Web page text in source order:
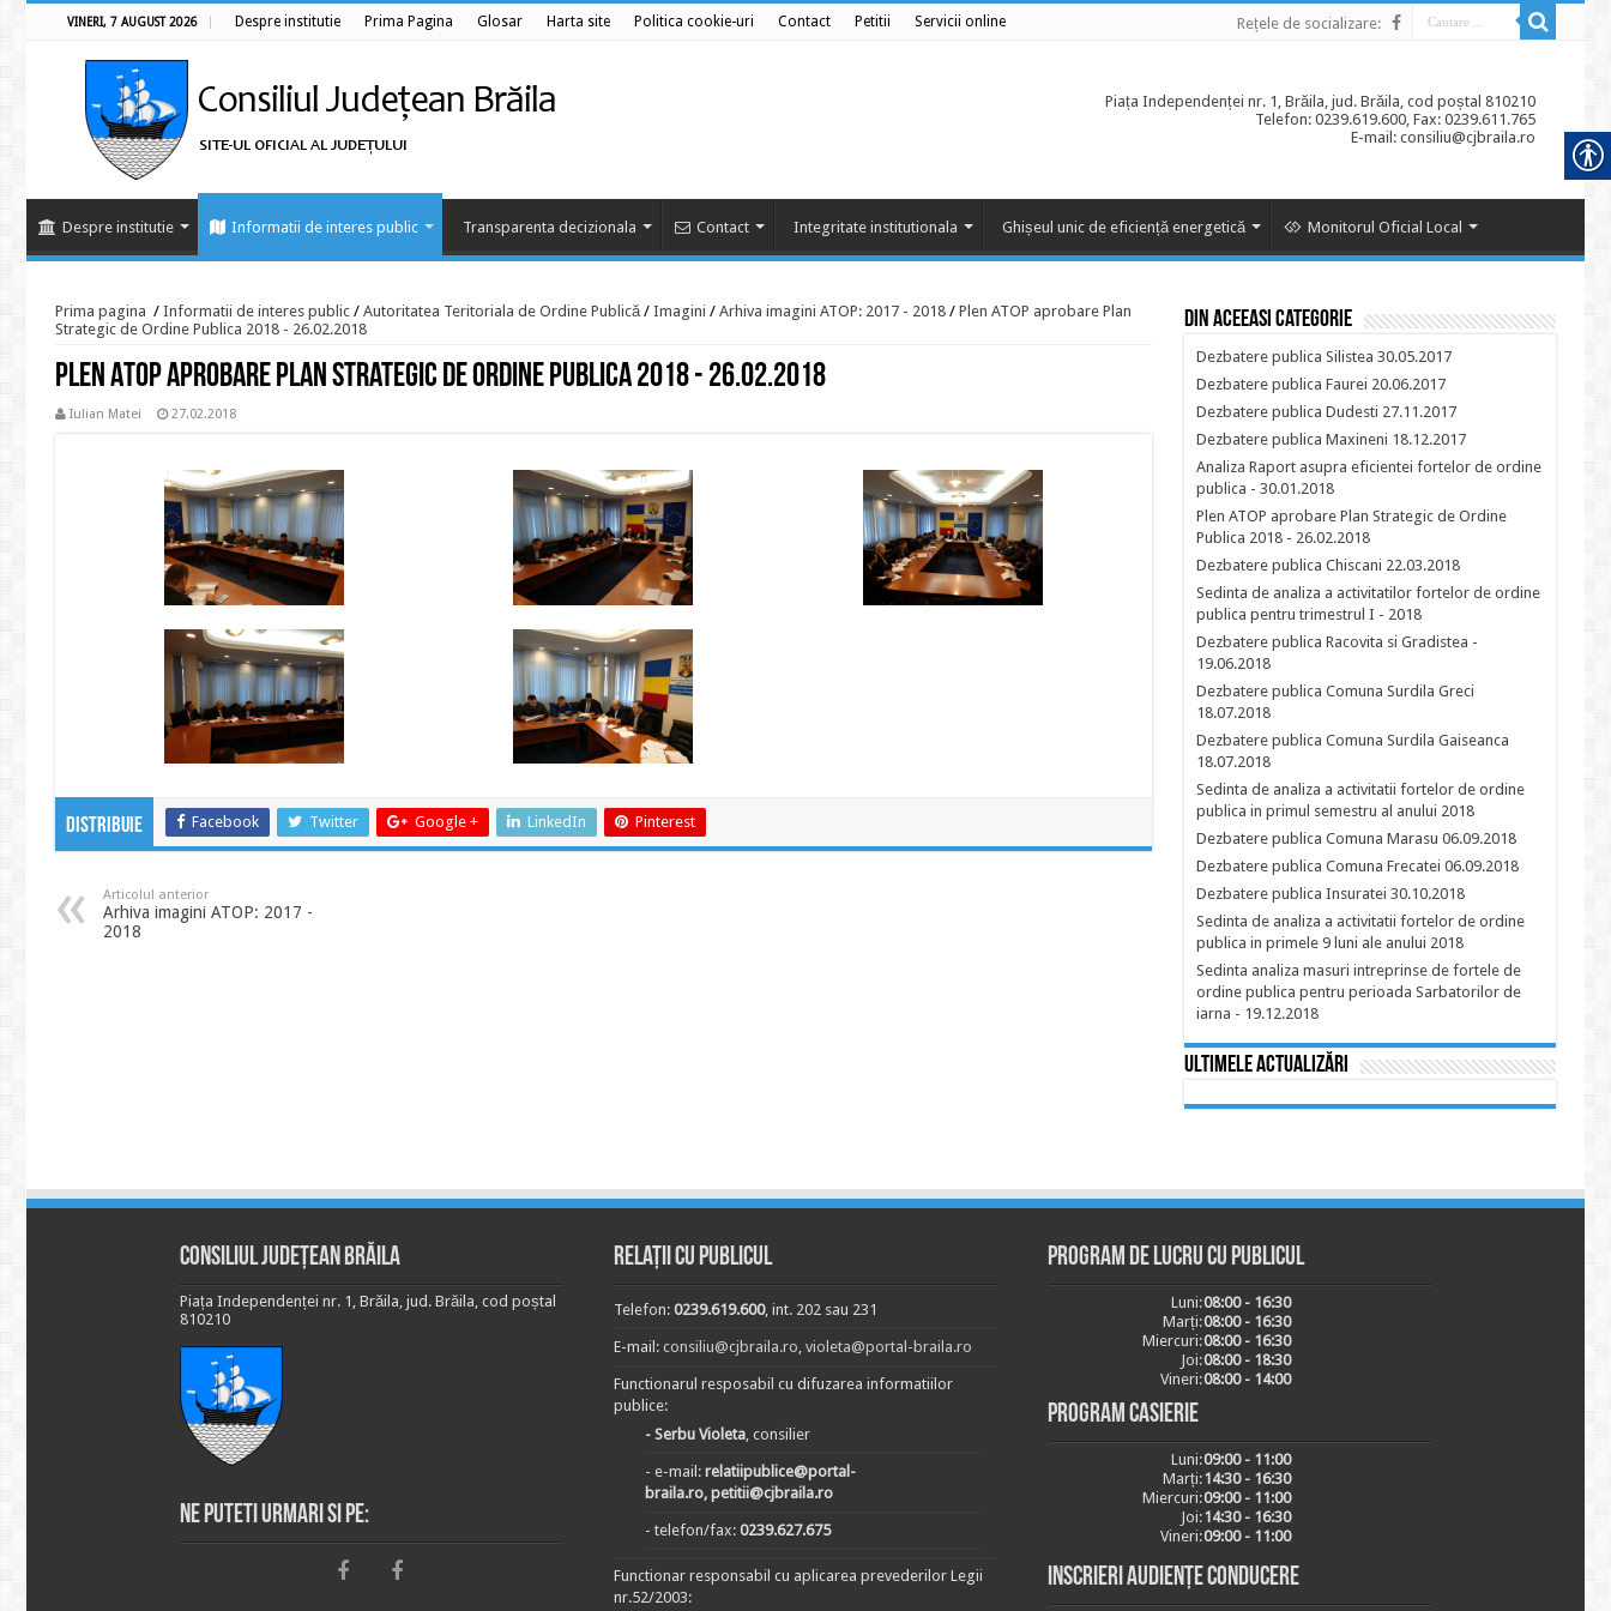
VINERI, 7 AUGUST 2026 Despre institutie Prima Pagina Glosar Harta site Politica cookie-uri Contact Petitii Servicii online Rețele de socializare:
Piața Independenței nr. 1, Brăila, jud. Brăila, cod poștal 810210
Telefon: 0239.619.600, Fax: 0239.611.765
E-mail: consiliu@cjbraila.ro
Despre institutie Informatii de interes public Transparenta decizionala Contact Integritate institutionala Ghișeul unic de eficiență energetică Monitorul Oficial Local
Prima pagina / Informatii de interes public / Autoritatea Teritoriala de Ordine Publică / Imagini / Arhiva imagini ATOP: 2017 - 2018 / Plen ATOP aprobare Plan
Strategic de Ordine Publica 2018 - 26.02.2018
Plen ATOP aprobare Plan Strategic de Ordine Publica 2018 - 26.02.2018
Iulian Matei 27.02.2018
Distribuie Facebook Twitter Google + LinkedIn Pinterest
Articolul anterior
Arhiva imagini ATOP: 2017 -
2018
Din aceeasi categorie
Dezbatere publica Silistea 30.05.2017
Dezbatere publica Faurei 20.06.2017
Dezbatere publica Dudesti 27.11.2017
Dezbatere publica Maxineni 18.12.2017
Analiza Raport asupra eficientei fortelor de ordine
publica - 30.01.2018
Plen ATOP aprobare Plan Strategic de Ordine
Publica 2018 - 26.02.2018
Dezbatere publica Chiscani 22.03.2018
Sedinta de analiza a activitatilor fortelor de ordine
publica pentru trimestrul I - 2018
Dezbatere publica Racovita si Gradistea -
19.06.2018
Dezbatere publica Comuna Surdila Greci
18.07.2018
Dezbatere publica Comuna Surdila Gaiseanca
18.07.2018
Sedinta de analiza a activitatii fortelor de ordine
publica in primul semestru al anului 2018
Dezbatere publica Comuna Marasu 06.09.2018
Dezbatere publica Comuna Frecatei 06.09.2018
Dezbatere publica Insuratei 30.10.2018
Sedinta de analiza a activitatii fortelor de ordine
publica in primele 9 luni ale anului 2018
Sedinta analiza masuri intreprinse de fortele de
ordine publica pentru perioada Sarbatorilor de
iarna - 19.12.2018
Ultimele actualizări
Consiliul Județean Brăila
Piața Independenței nr. 1, Brăila, jud. Brăila, cod poștal
810210
Ne puteti urmari si pe:
Relații cu publicul
Telefon: 0239.619.600, int. 202 sau 231
E-mail: consiliu@cjbraila.ro, violeta@portal-braila.ro
Functionarul resposabil cu difuzarea informatiilor
publice:
- Serbu Violeta, consilier
- e-mail: relatiipublice@portal-
braila.ro, petitii@cjbraila.ro
- telefon/fax: 0239.627.675
Functionar responsabil cu aplicarea prevederilor Legii
nr.52/2003:
Program de lucru cu publicul
Luni:08:00 - 16:30
Marți:08:00 - 16:30
Miercuri:08:00 - 16:30
Joi:08:00 - 18:30
Vineri:08:00 - 14:00
Program casierie
Luni:09:00 - 11:00
Marți:14:30 - 16:30
Miercuri:09:00 - 11:00
Joi:14:30 - 16:30
Vineri:09:00 - 11:00
Inscrieri audiențe conducere